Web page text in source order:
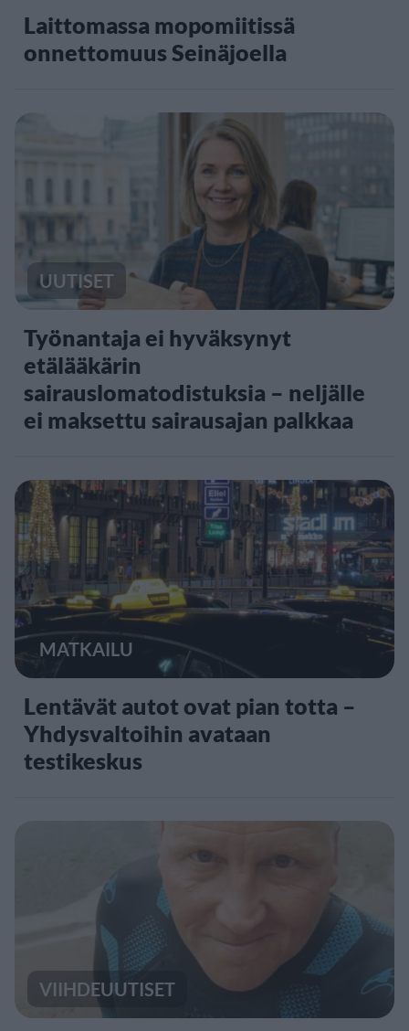
Laittomassa mopomiitissä
onnettomuus Seinäjoella
UUTISET
Työnantaja ei hyväksynyt
etälääkärin
sairauslomatodistuksia – neljälle
ei maksettu sairausajan palkkaa
MATKAILU
Lentävät autot ovat pian totta –
Yhdysvaltoihin avataan
testikeskus
VIIHDEUUTISET